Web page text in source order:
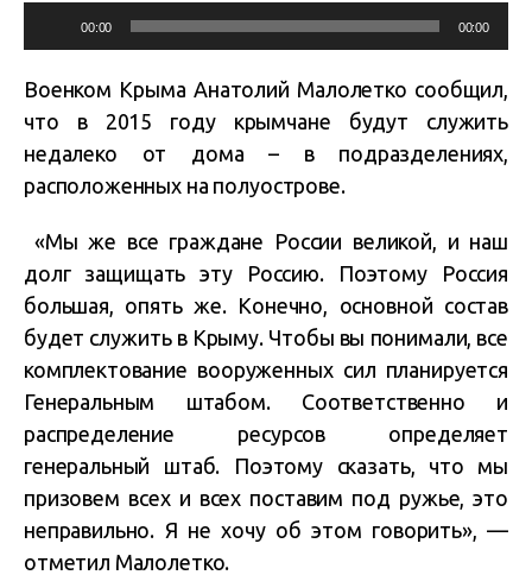
Player
00:00 00:00
Военком Крыма Анатолий Малолетко сообщил,
что в 2015 году крымчане будут служить
недалеко от дома – в подразделениях,
расположенных на полуострове.
«Мы же все граждане России великой, и наш
долг защищать эту Россию. Поэтому Россия
большая, опять же. Конечно, основной состав
будет служить в Крыму. Чтобы вы понимали, все
комплектование вооруженных сил планируется
Генеральным штабом. Соответственно и
распределение ресурсов определяет
генеральный штаб. Поэтому сказать, что мы
призовем всех и всех поставим под ружье, это
неправильно. Я не хочу об этом говорить», —
отметил Малолетко.